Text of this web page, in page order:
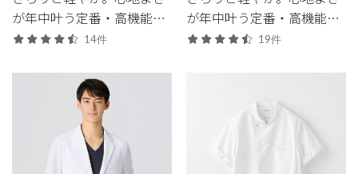
が年中叶う定番・高機能シ
リーズ。
14件
が年中叶う定番・高機能シ
リーズ。
19件